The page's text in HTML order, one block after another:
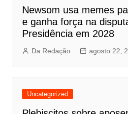
Newsom usa memes
e ganha força na
Presidência em 2028
Da Redação agosto 22,
Uncategorized